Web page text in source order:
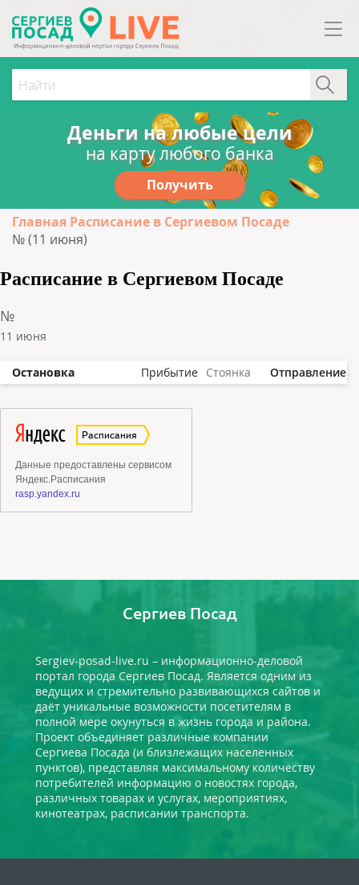
Деньги на любые цели
на карту любого банка
Получить
Главная Расписание в Сергиевом Посаде
№ (11 июня)
Расписание в Сергиевом Посаде
№
11 июня
Остановка Прибытие Стоянка Отправление
Сергиев Посад
Sergiev-posad-live.ru – информационно-деловой
портал города Сергиев Посад. Является одним из
ведущих и стремительно развивающихся сайтов и
даёт уникальные возможности посетителям в
полной мере окунуться в жизнь города и района.
Проект объединяет различные компании
Сергиева Посада (и близлежащих населенных
пунктов), представляя максимальному количеству
потребителей информацию о новостях города,
различных товарах и услугах, мероприятиях,
кинотеатрах, расписании транспорта.